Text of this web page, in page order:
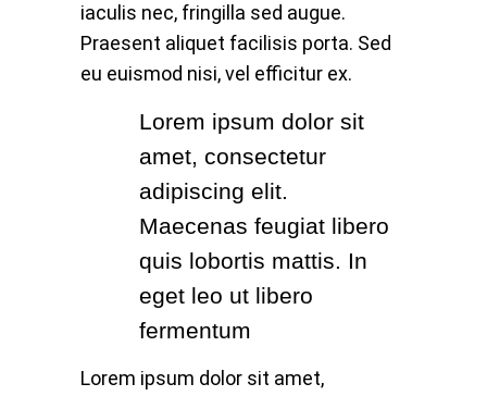
iaculis nec, fringilla sed augue.
Praesent aliquet facilisis porta. Sed
eu euismod nisi, vel efficitur ex.
Lorem ipsum dolor sit
amet, consectetur
adipiscing elit.
Maecenas feugiat libero
quis lobortis mattis. In
eget leo ut libero
fermentum
Lorem ipsum dolor sit amet,